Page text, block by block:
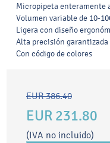
Micropipeta enteramente
Volumen variable de 10-
Ligera con diseño
Alta precisión garantizada
Con código de colores
EUR 386.40
EUR 231.80
(IVA no incluido)